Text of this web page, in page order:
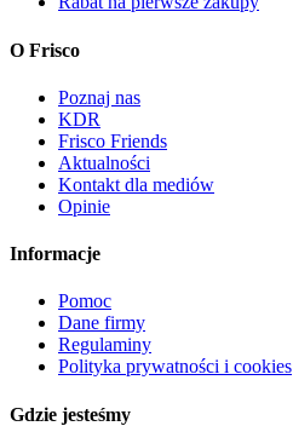
O Frisco
Poznaj nas
KDR
Frisco Friends
Aktualności
Kontakt dla mediów
Opinie
Informacje
Pomoc
Dane firmy
Regulaminy
Polityka prywatności i cookies
Gdzie jesteśmy